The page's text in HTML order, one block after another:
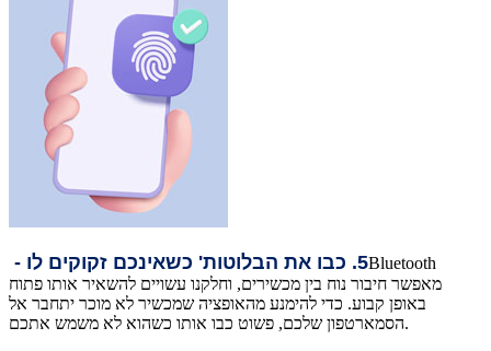
5. כבו את הבלוטות' כשאינכם זקוקים לו -Bluetooth
מאפשר חיבור נוח בין מכשירים, וחלקנו עשויים להשאיר אותו פתוח
באופן קבוע. כדי להימנע מהאופציה שמכשיר לא מוכר יתחבר אל
הסמארטפון שלכם, פשוט כבו אותו כשהוא לא משמש אתכם.